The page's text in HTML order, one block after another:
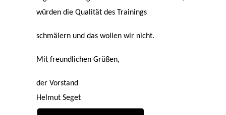
würden die Qualität des Trainings
schmälern und das wollen wir nicht.
Mit freundlichen Grüßen,
der Vorstand
Helmut Seget